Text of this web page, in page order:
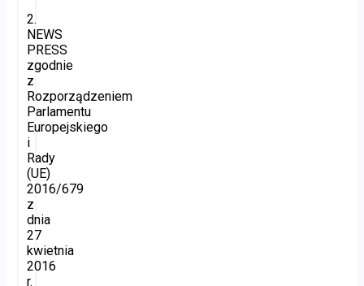
2.
NEWS
PRESS
zgodnie
z
Rozporządzeniem
Parlamentu
Europejskiego
i
Rady
(UE)
2016/679
z
dnia
27
kwietnia
2016
r.